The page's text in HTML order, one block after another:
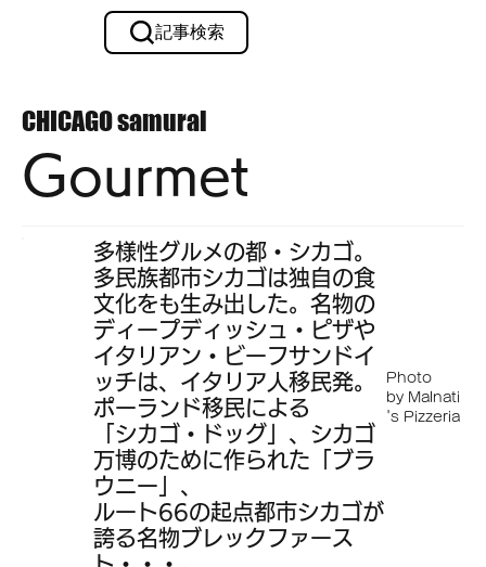
記事検索
Gourmet
CHICAGOsamurai
多様性グルメの都・シカゴ。
多民族都市シカゴは独自の食
文化をも生み出した。名物の
ディープディッシュ・ピザや
イタリアン・ビーフサンドイ
ッチは、イタリア人移民発。
ポーランド移民による
「シカゴ・ドッグ」、シカゴ
万博のために作られた「ブラ
ウニー」、
ルート66の起点都市シカゴが
誇る名物ブレックファース
Photo
by Malnati
's Pizzeria